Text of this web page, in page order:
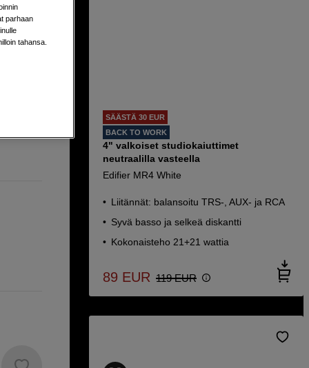
SÄÄSTÄ 30 EUR
BACK TO WORK
4" valkoiset studiokaiuttimet
neutraalilla vasteella
Edifier MR4 White
Liitännät: balansoitu TRS-, AUX- ja RCA
Syvä basso ja selkeä diskantti
Kokonaisteho 21+21 wattia
89 EUR 119 EUR
parhaan
tahansa.